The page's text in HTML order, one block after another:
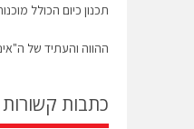
תכנון כיום הכולל
ההווה והעתיד של
כתבות קשורות